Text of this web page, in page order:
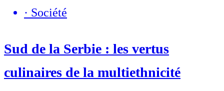
· Société
Sud de la Serbie : les vertus
culinaires de la multiethnicité